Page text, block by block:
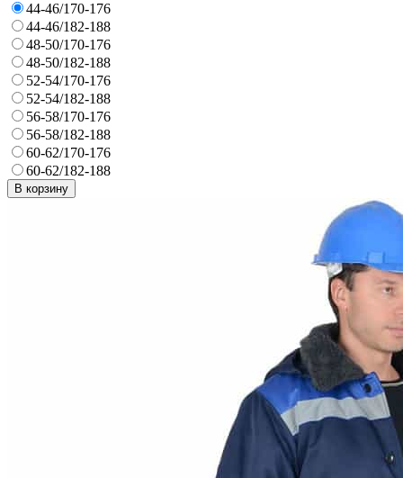
44-46/170-176
44-46/182-188
48-50/170-176
48-50/182-188
52-54/170-176
52-54/182-188
56-58/170-176
56-58/182-188
60-62/170-176
60-62/182-188
В корзину